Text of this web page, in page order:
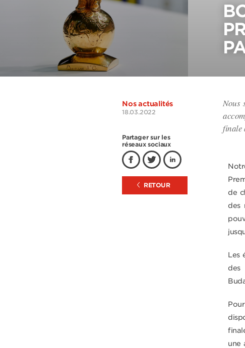
Nous
finale
Nos actualités
18.03.2022
Partager sur les
réseaux sociaux
RETOUR
de
des
Les
des
une